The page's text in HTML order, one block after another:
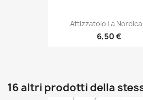
Attizzatoio La
6,50 €
16 altri prodotti della